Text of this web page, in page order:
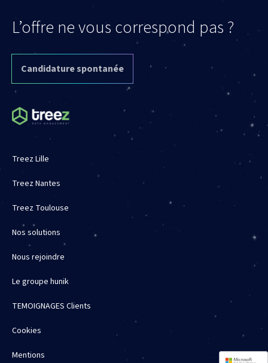
L’offre ne vous correspond pas ?
Candidature spontanée
Treez Lille
Treez Nantes
Treez Toulouse
Nos solutions
Nous rejoindre
Le groupe hunik
TEMOIGNAGES Clients
Cookies
Mentions